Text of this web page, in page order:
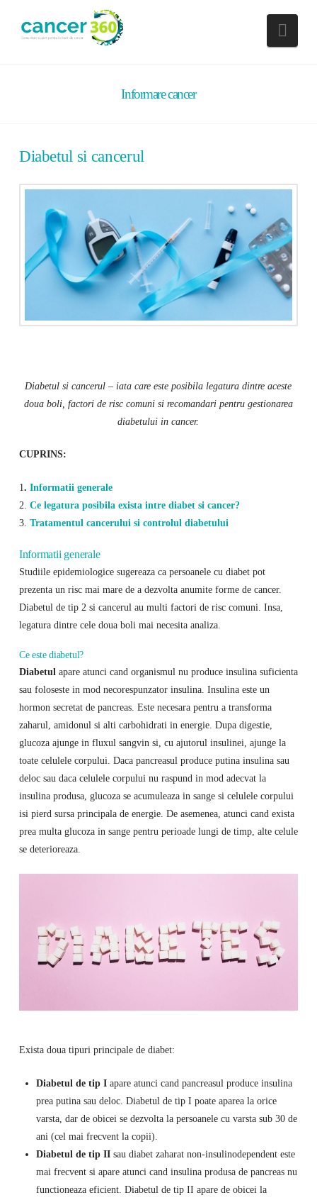
Informare cancer
Diabetul si cancerul
Diabetul si cancerul – iata care este posibila legatura dintre aceste
doua boli, factori de risc comuni si recomandari pentru gestionarea
diabetului in cancer.
CUPRINS:
1. Informatii generale
2. Ce legatura posibila exista intre diabet si cancer?
3. Tratamentul cancerului si controlul diabetului
Informatii generale
Studiile epidemiologice sugereaza ca persoanele cu diabet pot
prezenta un risc mai mare de a dezvolta anumite forme de cancer.
Diabetul de tip 2 si cancerul au multi factori de risc comuni. Insa,
legatura dintre cele doua boli mai necesita analiza.
Ce este diabetul?
Diabetul apare atunci cand organismul nu produce insulina suficienta
sau foloseste in mod necorespunzator insulina. Insulina este un
hormon secretat de pancreas. Este necesara pentru a transforma
zaharul, amidonul si alti carbohidrati in energie. Dupa digestie,
glucoza ajunge in fluxul sangvin si, cu ajutorul insulinei, ajunge la
toate celulele corpului. Daca pancreasul produce putina insulina sau
deloc sau daca celulele corpului nu raspund in mod adecvat la
insulina produsa, glucoza se acumuleaza in sange si celulele corpului
isi pierd sursa principala de energie. De asemenea, atunci cand exista
prea multa glucoza in sange pentru perioade lungi de timp, alte celule
se deterioreaza.
Exista doua tipuri principale de diabet:
Diabetul de tip Iapare atunci cand pancreasul produce insulina
prea putina sau deloc. Diabetul de tip I poate aparea la orice
varsta, dar de obicei se dezvolta la persoanele cu varsta sub 30 de
ani (cel mai frecvent la copii).
Diabetul de tip IIsau diabet zaharat non-insulinodependent este
mai frecvent si apare atunci cand insulina produsa de pancreas nu
functioneaza eficient. Diabetul de tip II apare de obicei la